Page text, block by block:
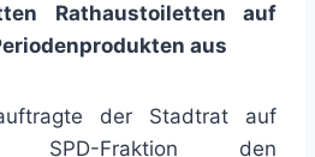
Rathaustoiletten auf
aus
der Stadtrat auf
Fraktion den